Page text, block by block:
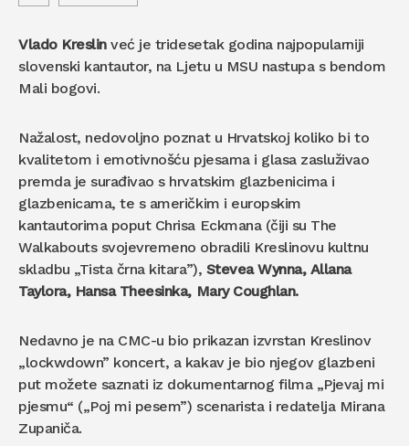
Vlado Kreslinveć je tridesetak godina najpopularniji
slovenski kantautor, na Ljetu u MSU nastupa s bendom
Mali bogovi.
Nažalost, nedovoljno poznat u Hrvatskoj koliko bi to
kvalitetom i emotivnošću pjesama i glasa zasluživao
premda je surađivao s hrvatskim glazbenicima i
glazbenicama, te s američkim i europskim
kantautorima poput Chrisa Eckmana (čiji su The
Walkabouts svojevremeno obradili Kreslinovu kultnu
skladbu „Tista črna kitara”), Stevea Wynna, Allana
Taylora, Hansa Theesinka, Mary Coughlan.
Nedavno je na CMC-u bio prikazan izvrstan Kreslinov
„lockwdown” koncert, a kakav je bio njegov glazbeni
put možete saznati iz dokumentarnog filma „Pjevaj mi
pjesmu“ („Poj mi pesem”) scenarista i redatelja Mirana
Zupaniča.